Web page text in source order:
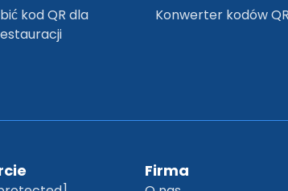
kod QR dla
Konwerter kodów
Firma